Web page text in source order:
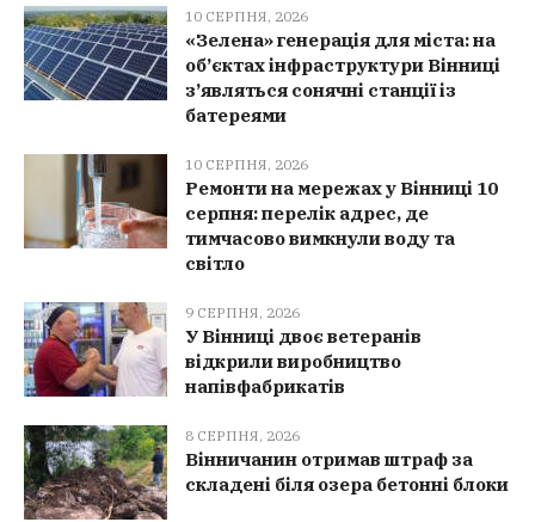
10 СЕРПНЯ, 2026
«Зелена» генерація для міста: на
об’єктах інфраструктури Вінниці
з’являться сонячні станції із
батереями
10 СЕРПНЯ, 2026
Ремонти на мережах у Вінниці 10
серпня: перелік адрес, де
тимчасово вимкнули воду та
світло
9 СЕРПНЯ, 2026
У Вінниці двоє ветеранів
відкрили виробництво
напівфабрикатів
8 СЕРПНЯ, 2026
Вінничанин отримав штраф за
складені біля озера бетонні блоки